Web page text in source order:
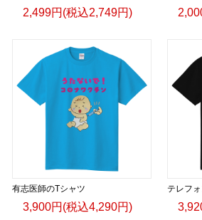
2,499円(税込2,749円)
有志医師のTシャツ
3,900円(税込4,290円)
テレフ